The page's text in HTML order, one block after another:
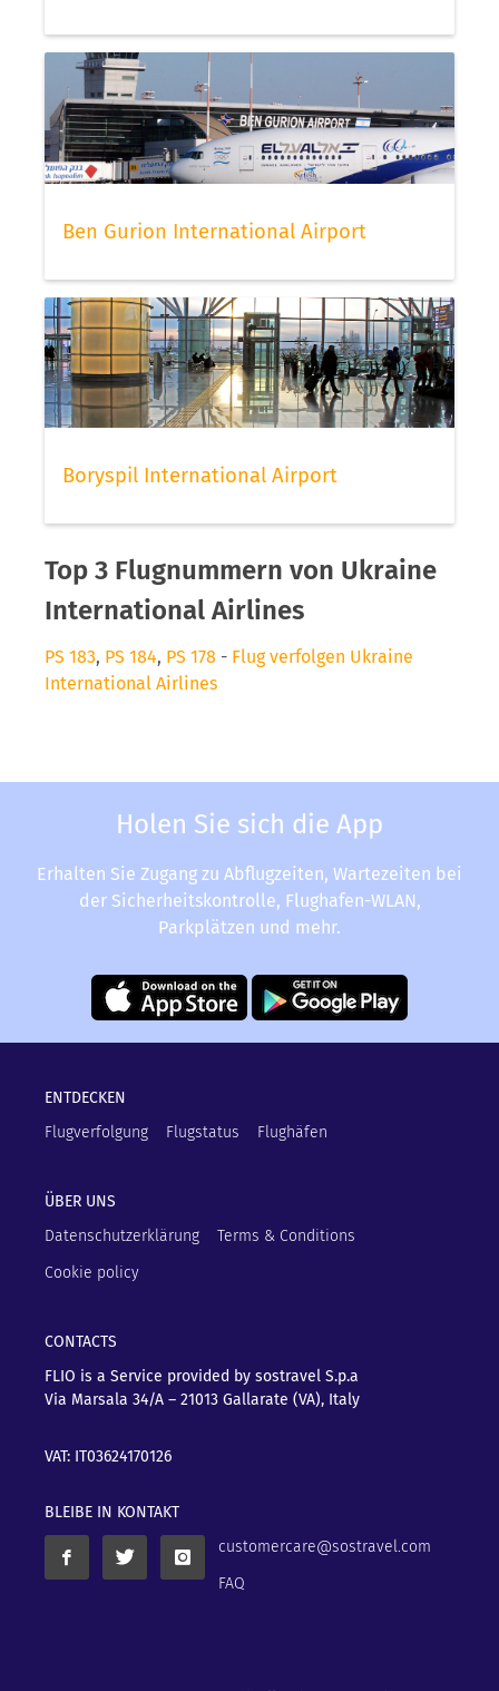
Ben Gurion International Airport
Boryspil International Airport
Top 3 Flugnummern von Ukraine
International Airlines
PS 183, PS 184, PS 178 - Flug verfolgen Ukraine
International Airlines
Holen Sie sich die App
Erhalten Sie Zugang zu Abflugzeiten, Wartezeiten bei
der Sicherheitskontrolle, Flughafen-WLAN,
Parkplätzen und mehr.
ENTDECKEN
Flugverfolgung
Flugstatus Flughäfen
ÜBER UNS
Datenschutzerklärung
Terms & Conditions
Cookie policy
CONTACTS
FLIO is a Service provided by sostravel S.p.a
Via Marsala 34/A – 21013 Gallarate (VA), Italy
VAT: IT03624170126
BLEIBE IN KONTAKT
customercare@sostravel.com
FAQ